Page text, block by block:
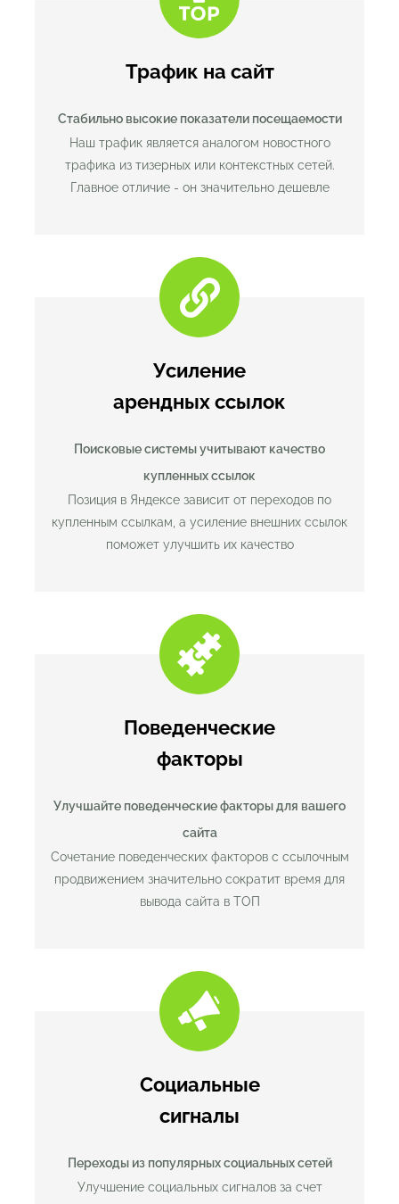
Трафик на сайт
Стабильно высокиепоказатели посещаемости
Наш трафик является аналогом новостного
трафика из тизерных или контекстных сетей.
Главное отличие - он значительно дешевле
Усиление
арендных ссылок
Поисковые системы учитывают качество
купленных ссылок
Позиция в Яндексе зависит от переходов по
купленным ссылкам, а усиление внешних ссылок
поможет улучшить их качество
Поведенческие
факторы
Улучшайте поведенческие факторы для вашего
сайта
Сочетание поведенческих факторов с ссылочным
продвижением значительно сократит время для
вывода сайта в ТОП
Социальные
сигналы
Переходы из популярных социальных сетей
Улучшение социальных сигналов за счет